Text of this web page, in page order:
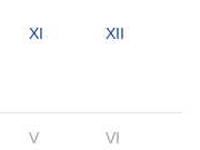
XI XII
V VI